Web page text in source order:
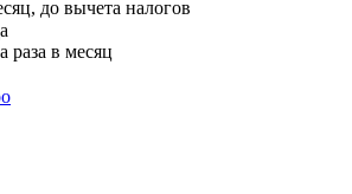
до вычета налогов
в месяц